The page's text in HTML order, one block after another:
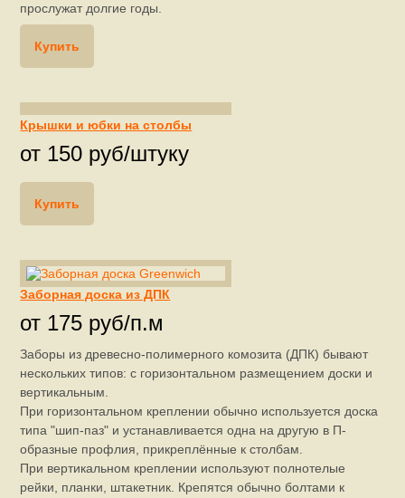
прослужат долгие годы.
Купить
Крышки и юбки на столбы
от 150 руб/штуку
Купить
Заборная доска из ДПК
от 175 руб/п.м
Заборы из древесно-полимерного комозита (ДПК) бывают
нескольких типов: с горизонтальном размещением доски и
вертикальным.
При горизонтальном креплении обычно используется доска
типа "шип-паз" и устанавливается одна на другую в П-
образные профлия, прикреплённые к столбам.
При вертикальном креплении используют полнотелые
рейки, планки, штакетник. Крепятся обычно болтами к